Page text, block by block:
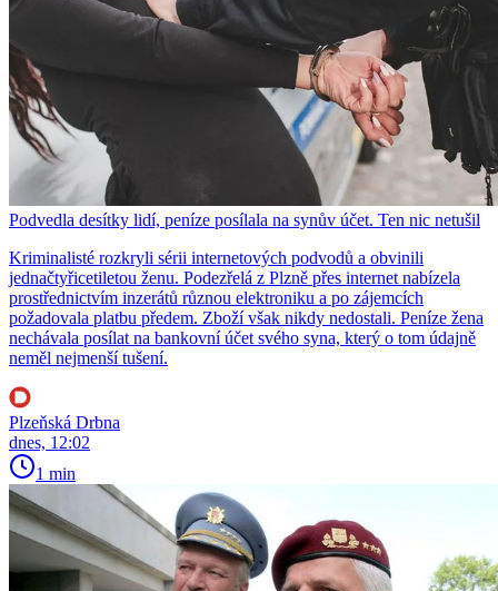
Podvedla desítky lidí, peníze posílala na synův účet. Ten nic netušil
Kriminalisté rozkryli sérii internetových podvodů a obvinili
jednačtyřicetiletou ženu. Podezřelá z Plzně přes internet nabízela
prostřednictvím inzerátů různou elektroniku a po zájemcích
požadovala platbu předem. Zboží však nikdy nedostali. Peníze žena
nechávala posílat na bankovní účet svého syna, který o tom údajně
neměl nejmenší tušení.
Plzeňská Drbna
dnes, 12:02
1 min